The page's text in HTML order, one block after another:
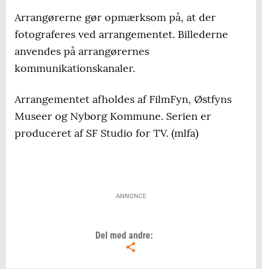
Arrangørerne gør opmærksom på, at der
fotograferes ved arrangementet. Billederne
anvendes på arrangørernes
kommunikationskanaler.
Arrangementet afholdes af FilmFyn, Østfyns
Museer og Nyborg Kommune. Serien er
produceret af SF Studio for TV. (mlfa)
ANNONCE
Del med andre: